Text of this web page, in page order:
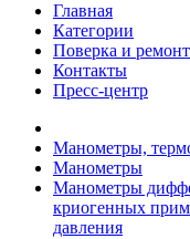
Главная
Категории
Поверка и ремонт
Контакты
Пресс-центр
Манометры,
Манометры
Манометры
криогенных
давления